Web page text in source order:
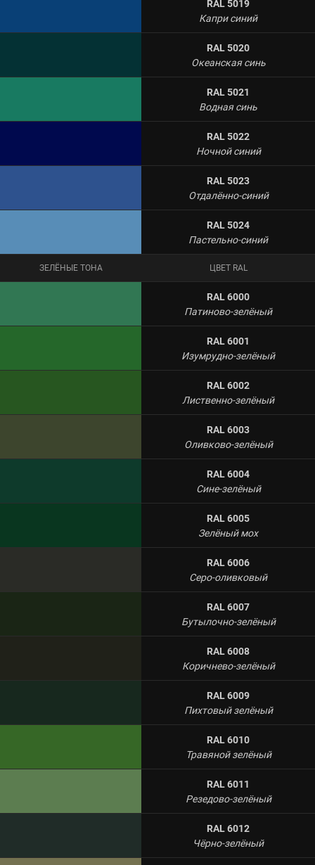
RAL 5019
Капри синий
RAL 5020
Океанская синь
RAL 5021
Водная синь
RAL 5022
Ночной синий
RAL 5023
Отдалённо-синий
RAL 5024
Пастельно-синий
ЗЕЛЁНЫЕ ТОНА ЦВЕТ RAL
RAL 6000
Патиново-зелёный
RAL 6001
Изумрудно-зелёный
RAL 6002
Лиственно-зелёный
RAL 6003
Оливково-зелёный
RAL 6004
Сине-зелёный
RAL 6005
Зелёный мох
RAL 6006
Серо-оливковый
RAL 6007
Бутылочно-зелёный
RAL 6008
Коричнево-зелёный
RAL 6009
Пихтовый зелёный
RAL 6010
Травяной зелёный
RAL 6011
Резедово-зелёный
RAL 6012
Чёрно-зелёный